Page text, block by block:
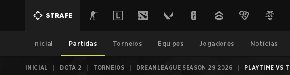
STRAFE
Inicial Partidas Torneios Equipes Jogadores Notícias
INICIAL DOTA 2 TORNEIOS DREAMLEAGUE SEASON 29 2026 PLAYTIME VS